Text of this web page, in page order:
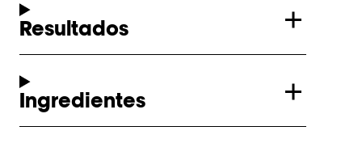
Resultados
Ingredientes